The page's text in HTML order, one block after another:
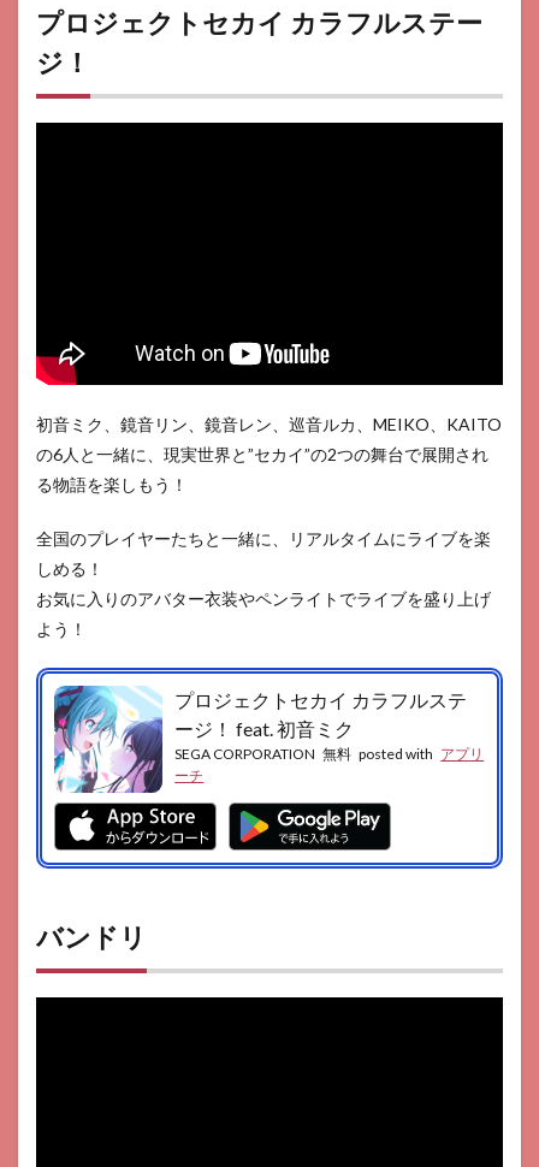
プロジェクトセカイ カラフルステー
ジ！
初音ミク、鏡音リン、鏡音レン、巡音ルカ、MEIKO、KAITO
の6人と一緒に、現実世界と”セカイ”の2つの舞台で展開され
る物語を楽しもう！
全国のプレイヤーたちと一緒に、リアルタイムにライブを楽
しめる！
お気に入りのアバター衣装やペンライトでライブを盛り上げ
よう！
プロジェクトセカイ カラフルステ
ージ！ feat. 初音ミク
SEGA CORPORATION 無料 posted with アプリ
ーチ
バンドリ